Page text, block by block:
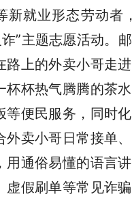
新就业形态劳动者
”主题志愿活动。
路上的外卖小哥走
杯杯热气腾腾的茶水
等便民服务，同时
外卖小哥日常接单
用通俗易懂的语言讲
虚假刷单等常见诈